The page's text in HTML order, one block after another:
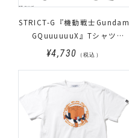
STRICT-G『機動戦士Gundam
GQuuuuuuX』Tシャツ
RedGundamロゴ
¥4,730 （税込）